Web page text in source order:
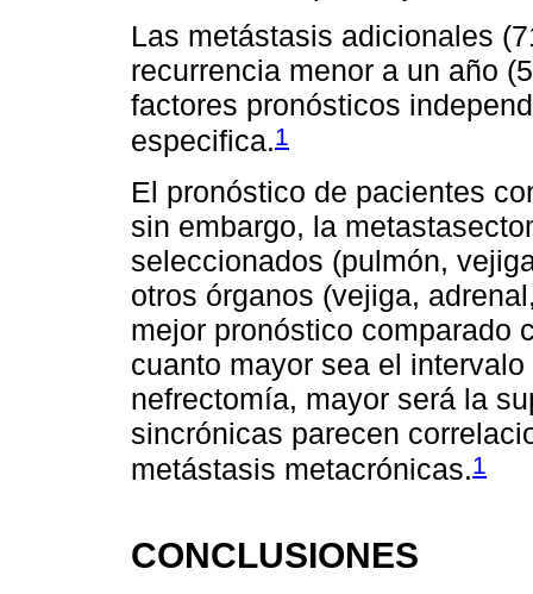
Las metástasis adicionales
recurrencia menor a un año
factores pronósticos
especifica.1
El pronóstico de pacientes
sin embargo, la
seleccionados (pulmón,
otros órganos (vejiga,
mejor pronóstico comparado
cuanto mayor sea el
nefrectomía, mayor será la
sincrónicas parecen
metástasis metacrónicas.1
CONCLUSIONES